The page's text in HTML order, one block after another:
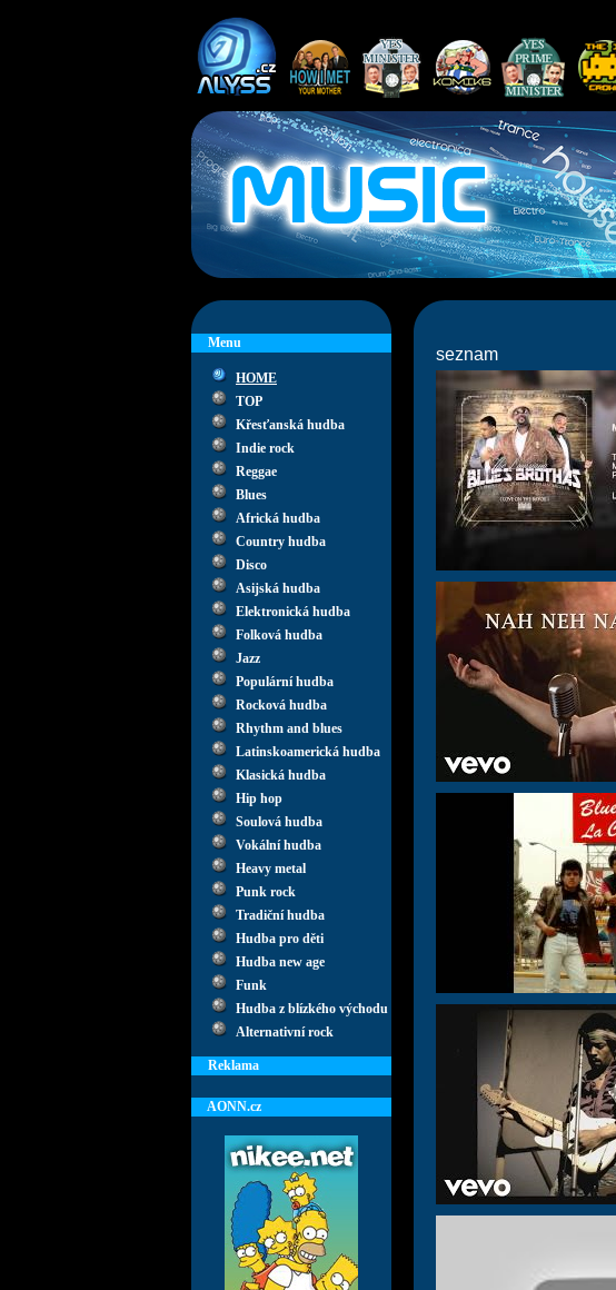
Menu
HOME
TOP
Křesťanská hudba
Indie rock
Reggae
Blues
Africká hudba
Country hudba
Disco
Asijská hudba
Elektronická hudba
Folková hudba
Jazz
Populární hudba
Rocková hudba
Rhythm and blues
Latinskoamerická hudba
Klasická hudba
Hip hop
Soulová hudba
Vokální hudba
Heavy metal
Punk rock
Tradiční hudba
Hudba pro děti
Hudba new age
Funk
Hudba z blízkého východu
Alternativní rock
Reklama
AONN.cz
seznam